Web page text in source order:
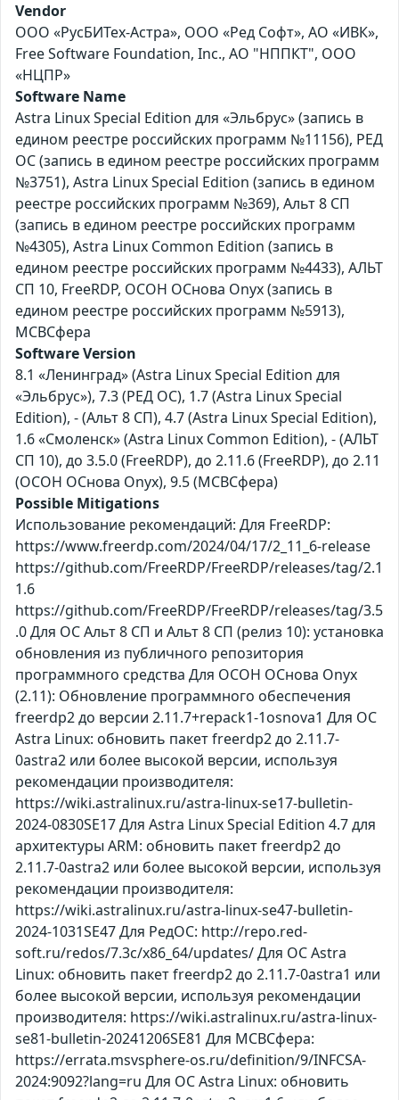
Vendor
ООО «РусБИТех-Астра», ООО «Ред Софт», АО «ИВК»,
Free Software Foundation, Inc., АО "НППКТ", ООО
«НЦПР»
Software Name
Astra Linux Special Edition для «Эльбрус» (запись в
едином реестре российских программ №11156), РЕД
ОС (запись в едином реестре российских программ
№3751), Astra Linux Special Edition (запись в едином
реестре российских программ №369), Альт 8 СП
(запись в едином реестре российских программ
№4305), Astra Linux Common Edition (запись в
едином реестре российских программ №4433), АЛЬТ
СП 10, FreeRDP, ОСОН ОСнова Оnyx (запись в
едином реестре российских программ №5913),
МСВСфера
Software Version
8.1 «Ленинград» (Astra Linux Special Edition для
«Эльбрус»), 7.3 (РЕД ОС), 1.7 (Astra Linux Special
Edition), - (Альт 8 СП), 4.7 (Astra Linux Special Edition),
1.6 «Смоленск» (Astra Linux Common Edition), - (АЛЬТ
СП 10), до 3.5.0 (FreeRDP), до 2.11.6 (FreeRDP), до 2.11
(ОСОН ОСнова Оnyx), 9.5 (МСВСфера)
Possible Mitigations
Использование рекомендаций: Для FreeRDP:
https://www.freerdp.com/2024/04/17/2_11_6-release
https://github.com/FreeRDP/FreeRDP/releases/tag/2.1
1.6
https://github.com/FreeRDP/FreeRDP/releases/tag/3.5
.0 Для ОС Альт 8 СП и Альт 8 СП (релиз 10): установка
обновления из публичного репозитория
программного средства Для ОСОН ОСнова Оnyx
(2.11): Обновление программного обеспечения
freerdp2 до версии 2.11.7+repack1-1osnova1 Для ОС
Astra Linux: обновить пакет freerdp2 до 2.11.7-
0astra2 или более высокой версии, используя
рекомендации производителя:
https://wiki.astralinux.ru/astra-linux-se17-bulletin-
2024-0830SE17 Для Astra Linux Special Edition 4.7 для
архитектуры ARM: обновить пакет freerdp2 до
2.11.7-0astra2 или более высокой версии, используя
рекомендации производителя:
https://wiki.astralinux.ru/astra-linux-se47-bulletin-
2024-1031SE47 Для РедОС: http://repo.red-
soft.ru/redos/7.3c/x86_64/updates/ Для ОС Astra
Linux: обновить пакет freerdp2 до 2.11.7-0astra1 или
более высокой версии, используя рекомендации
производителя: https://wiki.astralinux.ru/astra-linux-
se81-bulletin-20241206SE81 Для МСВСфера:
https://errata.msvsphere-os.ru/definition/9/INFCSA-
2024:9092?lang=ru Для ОС Astra Linux: обновить